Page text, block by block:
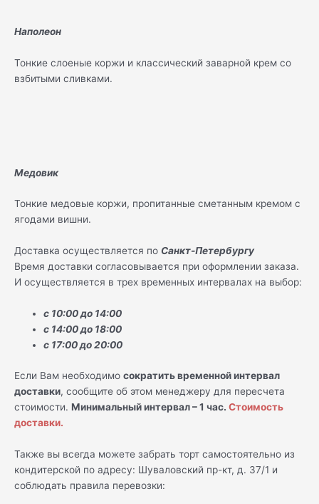
Наполеон
Тонкие слоеные коржи и классический заварной крем со
взбитыми сливками.
Медовик
Тонкие медовые коржи, пропитанные сметанным кремом с
ягодами вишни.
Доставка осуществляется по Санкт-Петербургу
Время доставки согласовывается при оформлении заказа.
И осуществляется в трех временных интервалах на выбор:
с 10:00 до 14:00
с 14:00 до 18:00
с 17:00 до 20:00
Если Вам необходимо сократить временной интервал
доставки, сообщите об этом менеджеру для пересчета
стоимости. Минимальный интервал – 1 час. Стоимость
доставки.
Также вы всегда можете забрать торт самостоятельно из
кондитерской по адресу: Шуваловский пр-кт, д. 37/1 и
соблюдать правила перевозки: